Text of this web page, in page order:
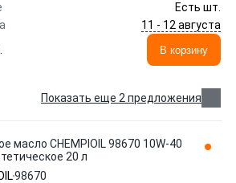
Есть шт.
11 - 12 августа
В корзину
Показать еще 2 предложения
масло CHEMPIOIL 98670 10W-40
20 л
98670